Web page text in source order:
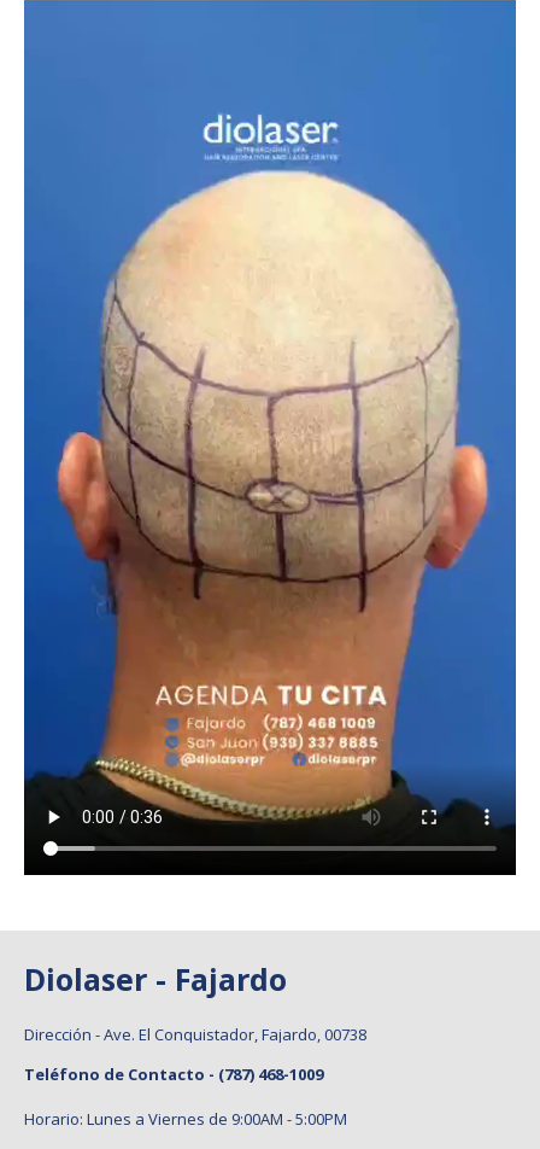
Diolaser - Fajardo
Dirección - Ave. El Conquistador, Fajardo, 00738
Teléfono de Contacto - (787) 468-1009
Horario: Lunes a Viernes de 9:00AM - 5:00PM